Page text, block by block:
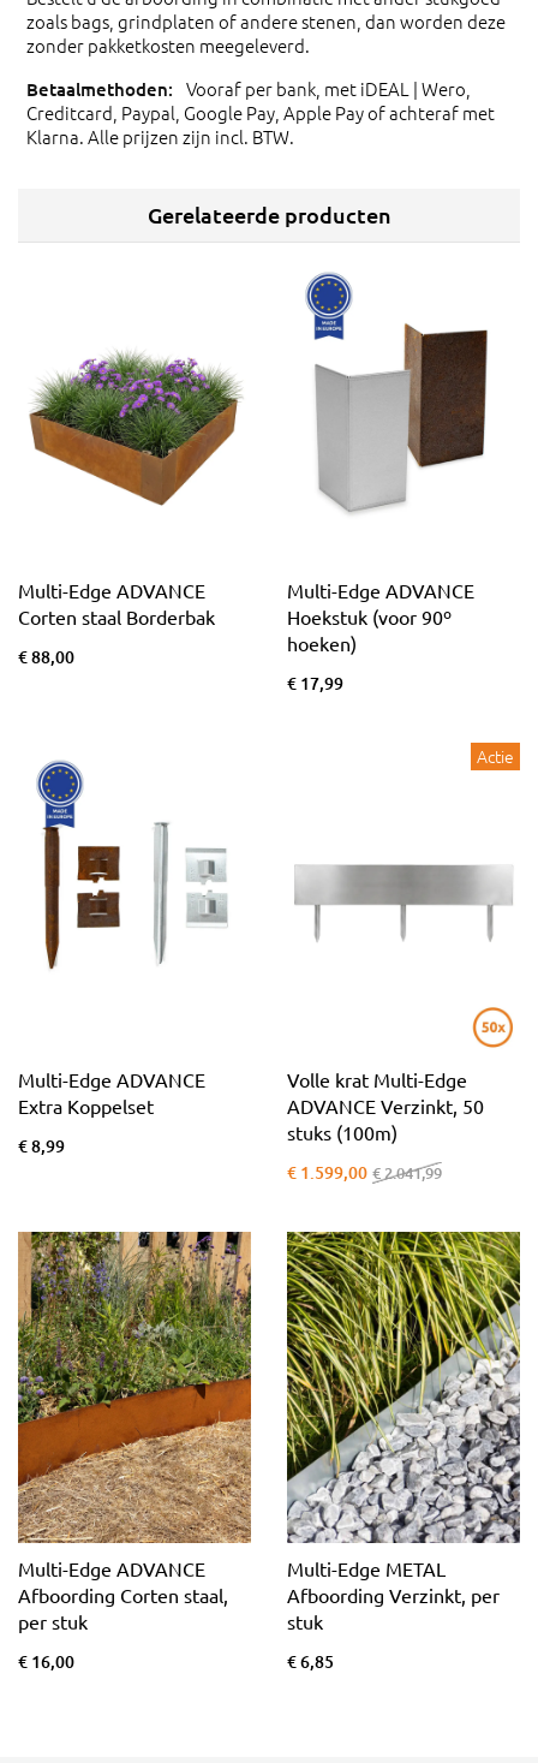
zoals bags, grindplaten of andere stenen, dan worden deze
zonder pakketkosten meegeleverd.
Vooraf per bank, met iDEAL | Wero,
Creditcard, Paypal, Google Pay, Apple Pay of achteraf met
Klarna. Alle prijzen zijn incl. BTW.
Gerelateerde producten
Multi-Edge ADVANCE
Corten staal Borderbak
€ 88,00
Multi-Edge ADVANCE
Hoekstuk (voor 90º
hoeken)
€ 17,99
Multi-Edge ADVANCE
Extra Koppelset
€ 8,99
Actie
Volle krat Multi-Edge
ADVANCE Verzinkt, 50
stuks (100m)
€ 1.599,00 € 2.041,99
Multi-Edge ADVANCE
Afboording Corten staal,
per stuk
€ 16,00
Multi-Edge METAL
Afboording Verzinkt, per
stuk
€ 6,85